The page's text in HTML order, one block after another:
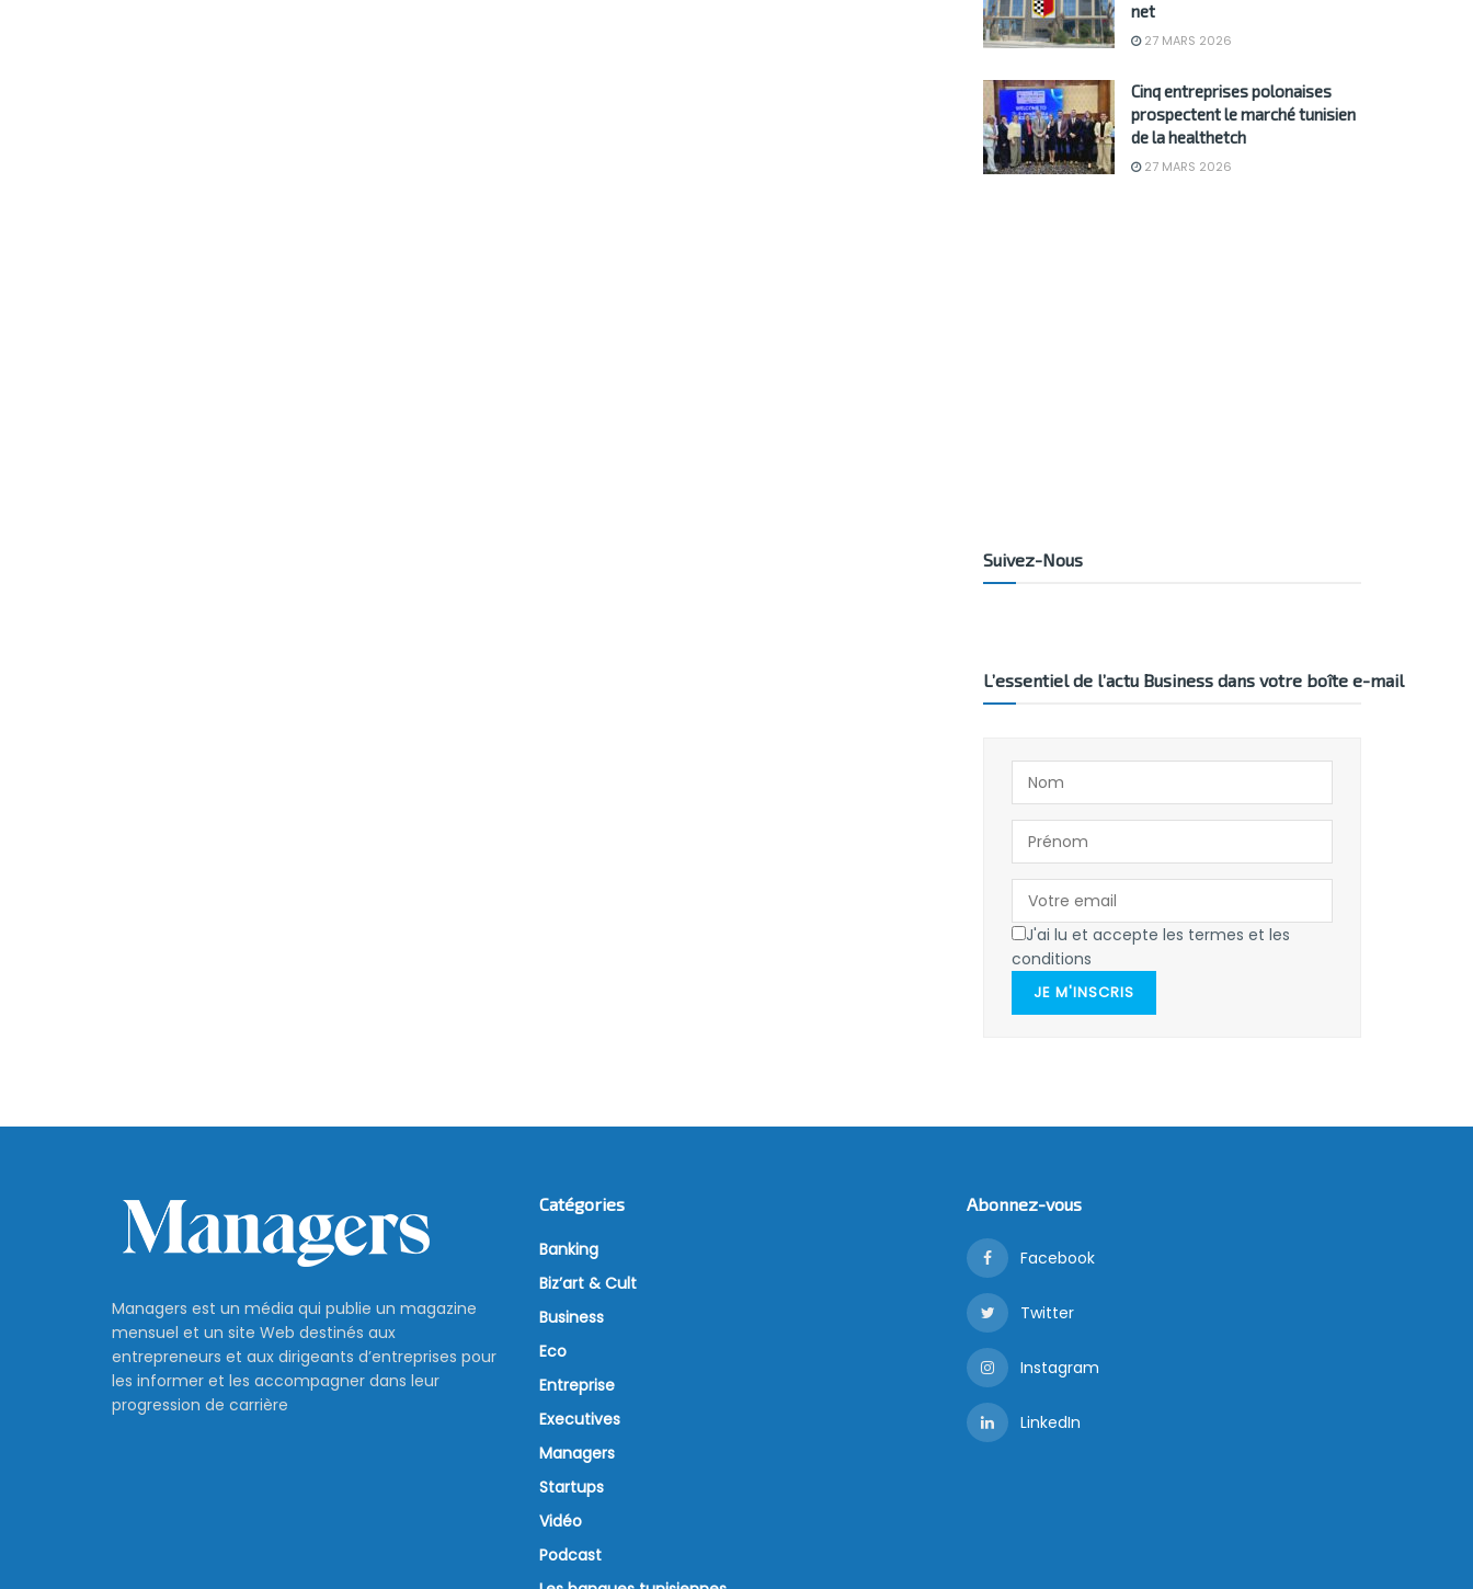
net
27 MARS 2026
Cinq entreprises polonaises
prospectent le marché tunisien
de la healthetch
27 MARS 2026
Suivez-Nous
L’essentiel de l’actu Business dans votre boîte e-mail
J'ai lu et accepte les termes et les
conditions
JE M'INSCRIS
Managers est un média qui publie un magazine
mensuel et un site Web destinés aux
entrepreneurs et aux dirigeants d’entreprises pour
les informer et les accompagner dans leur
progression de carrière
Catégories
Banking
Biz’art & Cult
Business
Eco
Entreprise
Executives
Managers
Startups
Vidéo
Podcast
Abonnez-vous
Facebook
Twitter
Instagram
LinkedIn